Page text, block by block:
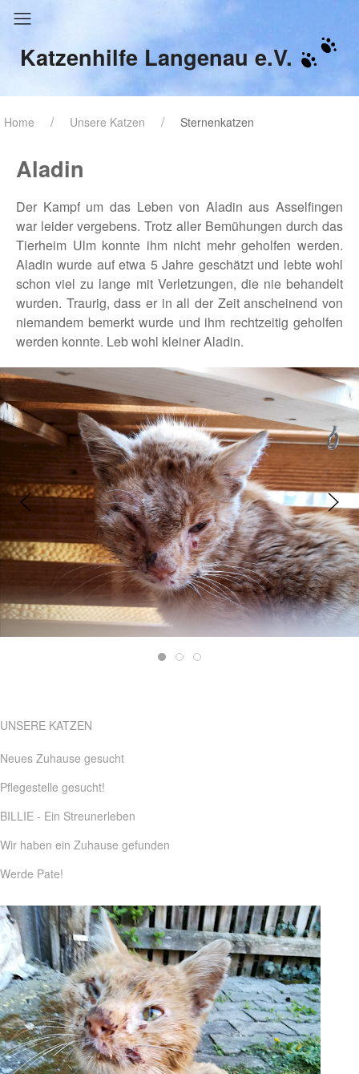
Katzenhilfe Langenau e.V.
Home Unsere Katzen Sternenkatzen
Aladin
Der Kampf um das Leben von Aladin aus Asselfingen
war leider vergebens. Trotz aller Bemühungen durch das
Tierheim Ulm konnte ihm nicht mehr geholfen werden.
Aladin wurde auf etwa 5 Jahre geschätzt und lebte wohl
schon viel zu lange mit Verletzungen, die nie behandelt
wurden. Traurig, dass er in all der Zeit anscheinend von
niemandem bemerkt wurde und ihm rechtzeitig geholfen
werden konnte. Leb wohl kleiner Aladin.
UNSERE KATZEN
Neues Zuhause gesucht
Pflegestelle gesucht!
BILLIE - Ein Streunerleben
Wir haben ein Zuhause gefunden
Werde Pate!